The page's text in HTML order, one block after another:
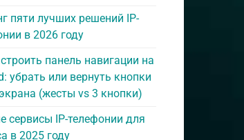
пяти лучших решений IP-
в 2026 году
панель навигации на
убрать или вернуть кнопки
(жесты vs 3 кнопки)
сервисы IP-телефонии для
в 2025 году